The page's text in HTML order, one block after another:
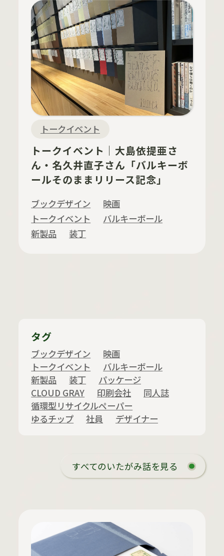
トークイベント
トークイベント｜大島依提亜さ
ん・名久井直子さん「バルキーボ
ールそのままリリース記念」
ブックデザイン
映画
トークイベント
バルキーボール
新製品
装丁
タグ
ブックデザイン
映画
トークイベント
バルキーボール
新製品
装丁
パッケージ
CLOUD GRAY
印刷会社
同人誌
循環型リサイクルペーパー
ゆるチップ
社員 デザイナー
すべてのいたがみ話を見る